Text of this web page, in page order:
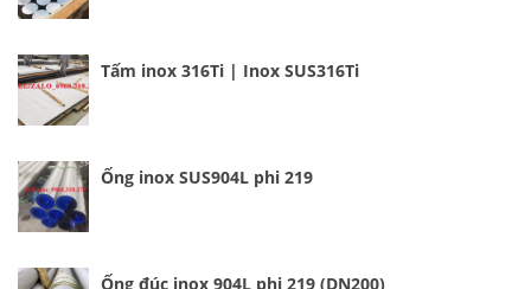
Tấm inox 316Ti | Inox SUS316Ti
Ống inox SUS904L phi 219
Ống đúc inox 904L phi 219 (DN200)